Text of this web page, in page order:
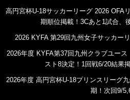
高円宮杯U-18サッカーリーグ 2026 OFA
期順位掲載！3Cあと1試合、
2026 KYFA 第29回九州女子サッカー
2026年度 KYFA第37回九州クラブユー
スト8決定！1回戦6/20結果
2026年度 高円宮杯U-18プリンスリーグ
期！次回9/